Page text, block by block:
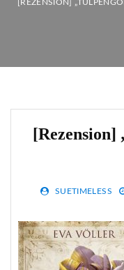
[REZENSION]
[Rezension]
SUETIMELESS